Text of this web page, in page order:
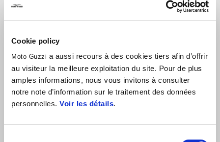
Cookie policy
Moto Guzzi a aussi recours à des cookies tiers afin d’offrir
au visiteur la meilleure exploitation du site. Pour de plus
amples informations, nous vous invitons à consulter
notre note d’information sur le traitement des données
personnelles. Voir les détails.
Email*
Exemple : yourname@example.com
Laissez-nous un message*